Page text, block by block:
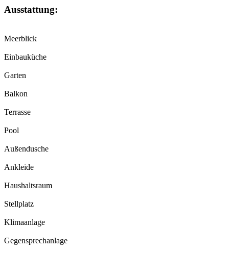
Ausstattung:
Meerblick
Einbauküche
Garten
Balkon
Terrasse
Pool
Außendusche
Ankleide
Haushaltsraum
Stellplatz
Klimaanlage
Gegensprechanlage